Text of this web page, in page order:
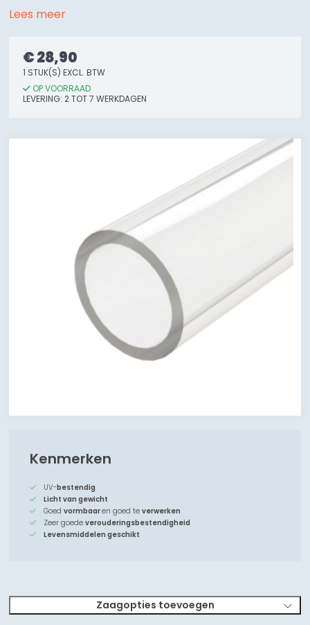
Lees meer
€ 28,90
1 STUK(S) EXCL. BTW
OP VOORRAAD
LEVERING: 2 TOT 7 WERKDAGEN
Kenmerken
UV-bestendig
Licht van gewicht
Goedvormbaaren goed teverwerken
Zeer goedeverouderingsbestendigheid
Levensmiddelen geschikt
Zaagopties toevoegen